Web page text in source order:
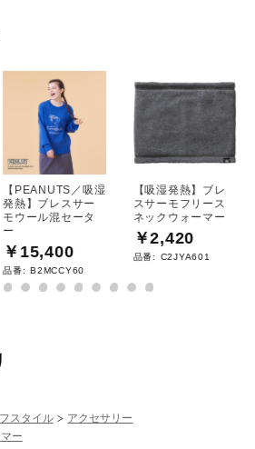
ン26％、ポリエステル3％、ポリウレ
レスサーモ）1％
【PEANUTS／吸湿
発熱】ブレスサー
モウール混セータ
ー
￥15,400
品番: B2MCCY60
【吸湿発熱】ブレ
スサーモフリース
ネックウォーマー
￥2,420
品番: C2JYA601
スタイル
アクセサリー
ー